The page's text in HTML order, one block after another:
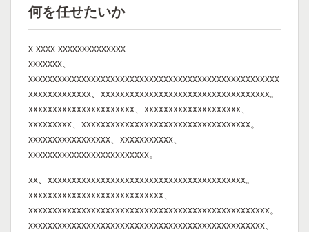
何を任せたいか
x xxxx xxxxxxxxxxxxxx
xxxxxxx、
xxxxxxxxxxxxxxxxxxxxxxxxxxxxxxxxxxxxxxxxxxxxxxxxxxxx
xxxxxxxxxxxxx、xxxxxxxxxxxxxxxxxxxxxxxxxxxxxxxxxxx。
xxxxxxxxxxxxxxxxxxxxxx、xxxxxxxxxxxxxxxxxxxx、
xxxxxxxxx、xxxxxxxxxxxxxxxxxxxxxxxxxxxxxxxxxxx。
xxxxxxxxxxxxxxxxx、xxxxxxxxxxx、
xxxxxxxxxxxxxxxxxxxxxxxxx。
xx、xxxxxxxxxxxxxxxxxxxxxxxxxxxxxxxxxxxxxxxxx。
xxxxxxxxxxxxxxxxxxxxxxxxxxxx、
xxxxxxxxxxxxxxxxxxxxxxxxxxxxxxxxxxxxxxxxxxxxxxxxxx。
xxxxxxxxxxxxxxxxxxxxxxxxxxxxxxxxxxxxxxxxxxxxxxxxx、